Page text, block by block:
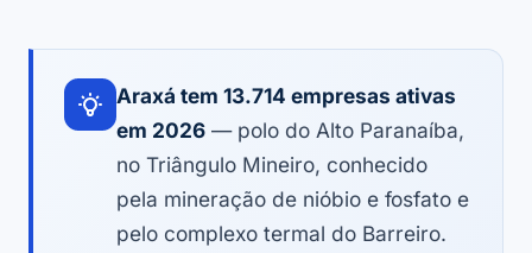
Araxá tem 13.714 empresas ativas
em 2026 — polo do Alto Paranaíba,
no Triângulo Mineiro, conhecido
pela mineração de nióbio e fosfato e
pelo complexo termal do Barreiro.